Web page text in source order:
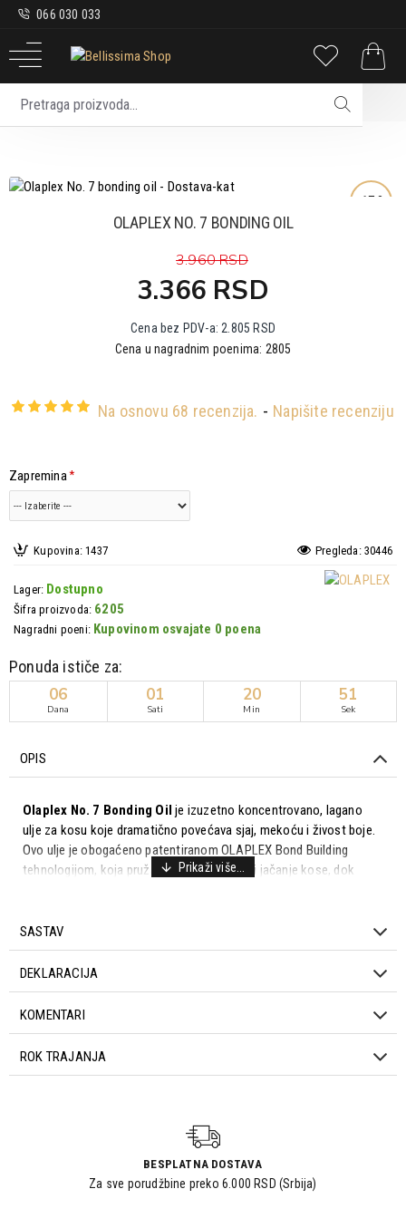
066 030 033
Kosa Oštećena kosa Olaplex No. 7 bonding oil
-15 %
OLAPLEX NO. 7 BONDING OIL
Lager: Dostupno
Šifra proizvoda: 6205
Nagradni poeni: Kupovinom osvajate 0 poena
Kupovina: 1437 Pregleda: 30446
Na osnovu 68 recenzija. - Napišite recenziju
Ponuda ističe za:
06
Dana
01
Sati
20
Min
51
Sek
3.366 RSD
3.960 RSD
Cena bez PDV-a: 2.805 RSD
Cena u nagradnim poenima: 2805
Zapremina
BESPLATNA DOSTAVA
Za sve porudžbine preko 6.000 RSD (Srbija)
OPIS
Olaplex No. 7 Bonding Oilje izuzetno koncentrovano, lagano
ulje za kosu koje dramatično povećava sjaj, mekoću i živost boje.
Ovo ulje je obogaćeno patentiranom OLAPLEX Bond Building
tehnologijom, koja pruža dubinsku obnovu i jačanje kose, dok
uključuju:
Povećanje sjaja, mekoće i živosti boje:
dramatično poboljšava vizualni izgled kose, čineći je sjajnijom,
mekšom i sa življom bojom.
Bond Building tehnologijom, ovo ulje pruža dubinsku obnovu i
upotrebe alata za stilizovanje kose na visokim temperaturama.
Olaplex No. 7 je vegan, bez glutena,
bez parabena, bez ftalata, bez fosfata i bez sulfata.
Kada se koristi u kombinaciji sa
Olaplex No. 6 Bond Smoother
SASTAV
DEKLARACIJA
KOMENTARI
ROK TRAJANJA